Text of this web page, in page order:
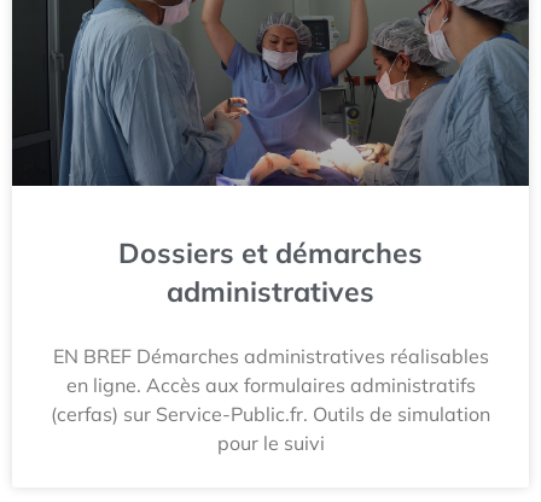
Dossiers et démarches
administratives
EN BREF Démarches administratives réalisables
en ligne. Accès aux formulaires administratifs
(cerfas) sur Service-Public.fr. Outils de simulation
pour le suivi